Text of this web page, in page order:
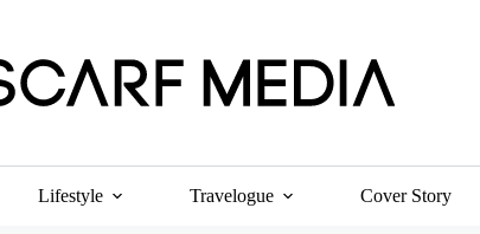
Lifestyle Travelogue Cover Story